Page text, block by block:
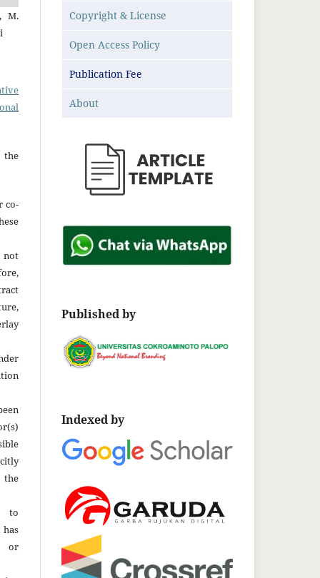
M.
the
co-
not
the
to
or
Copyright & License
Open Access Policy
Publication Fee
About
Published by
Indexed by